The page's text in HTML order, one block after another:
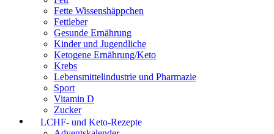
Fette Wissenshäppchen
Fettleber
Gesunde Ernährung
Kinder und Jugendliche
Ketogene Ernährung/Keto
Krebs
Lebensmittelindustrie und Pharmazie
Sport
Vitamin D
Zucker
LCHF- und Keto-Rezepte